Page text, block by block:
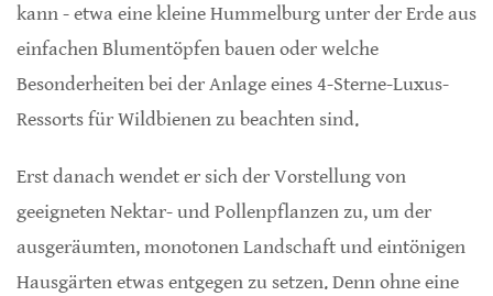
kann - etwa eine kleine Hummelburg unter der Erde aus
einfachen Blumentöpfen bauen oder welche
Besonderheiten bei der Anlage eines 4-Sterne-Luxus-
Ressorts für Wildbienen zu beachten sind.
Erst danach wendet er sich der Vorstellung von
geeigneten Nektar- und Pollenpflanzen zu, um der
ausgeräumten, monotonen Landschaft und eintönigen
Hausgärten etwas entgegen zu setzen. Denn ohne eine